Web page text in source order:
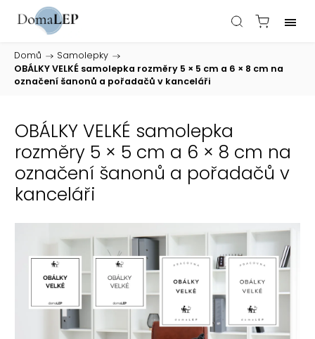
Domů / Samolepky /
OBÁLKY VELKÉ samolepka rozměry 5 × 5 cm a 6 × 8 cm na
označení šanonů a pořadačů v kanceláři
OBÁLKY VELKÉ samolepka
rozměry 5 × 5 cm a 6 × 8 cm na
označení šanonů a pořadačů v
kanceláři